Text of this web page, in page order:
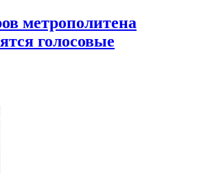
метрополитена
голосовые